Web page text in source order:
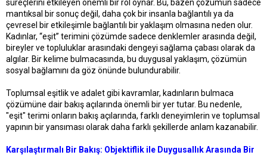
süreçlerini etkileyen önemli bir rol oynar. Bu, bazen çözümün sadece
mantıksal bir sonuç değil, daha çok bir insanla bağlantılı ya da
çevresel bir etkileşimle bağlantılı bir yaklaşım olmasına neden olur.
Kadınlar, “eşit” terimini çözümde sadece denklemler arasında değil,
bireyler ve topluluklar arasındaki dengeyi sağlama çabası olarak da
algılar. Bir kelime bulmacasında, bu duygusal yaklaşım, çözümün
sosyal bağlamını da göz önünde bulundurabilir.
Toplumsal eşitlik ve adalet gibi kavramlar, kadınların bulmaca
çözümüne dair bakış açılarında önemli bir yer tutar. Bu nedenle,
"eşit" terimi onların bakış açılarında, farklı deneyimlerin ve toplumsal
yapının bir yansıması olarak daha farklı şekillerde anlam kazanabilir.
Karşılaştırmalı Bir Bakış: Objektiflik ile Duygusallık Arasında Bir